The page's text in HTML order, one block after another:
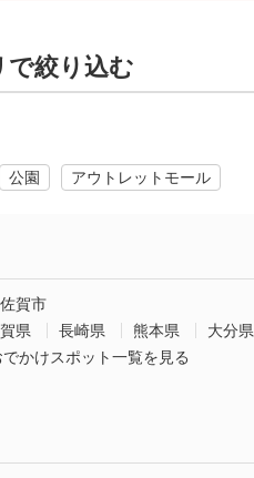
絞り込む
公園 アウトレットモール
佐賀市
県 長崎県 熊本県 大分県
かけスポット一覧を見る